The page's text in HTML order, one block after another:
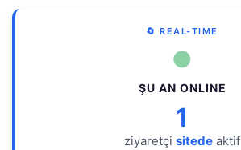
🔄 REAL-TIME
●
ŞU AN ONLINE
1
ziyaretçi sitede aktif